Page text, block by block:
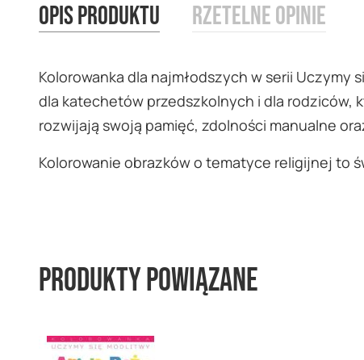
images
Opis produktu
Kolorowanka dla najmłodszych w serii
dla katechetów przedszkolnych i dla rodziców,
rozwijają swoją pamięć, zdolności manualne
Kolorowanie obrazków o tematyce religijnej to
Rzetelne opinie
Produkty powiązane